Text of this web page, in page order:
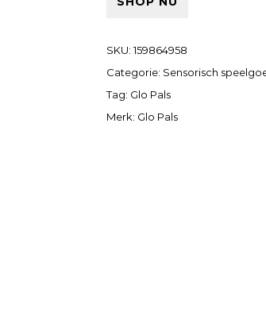
SKU:159864958
Categorie: Sensorisch
Tag: Glo Pals
Merk: Glo Pals